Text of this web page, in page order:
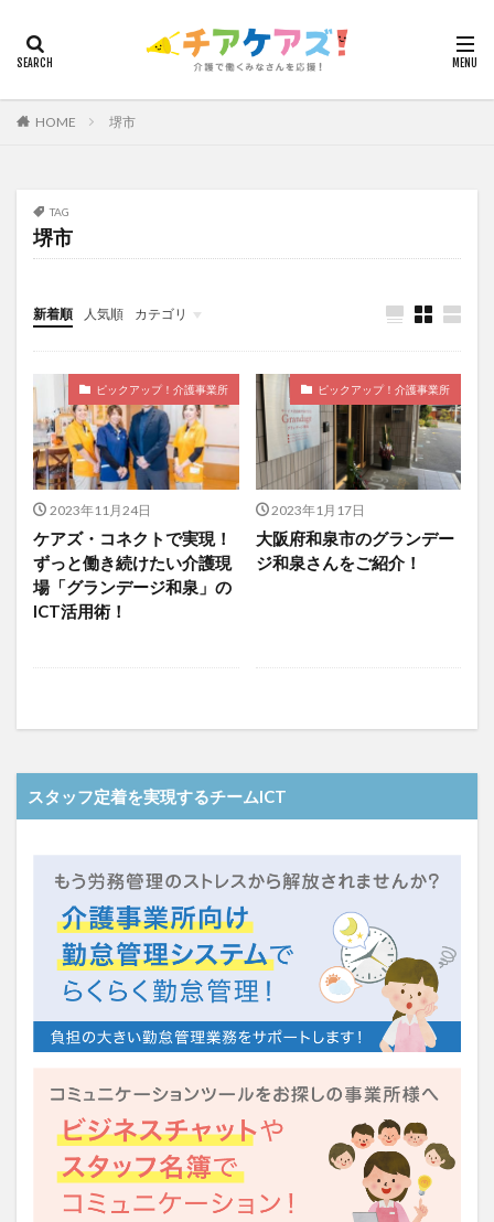
HOME 堺市
TAG
堺市
新着順 人気順 カテゴリ
今日から実践！組織改革！
介護ICT情報
お知らせ
ケアズ・コネクト
ピックアップ！介護事業所
2023年11月24日
ケアズ・コネクトで実現！
ずっと働き続けたい介護現
場「グランデージ和泉」の
ICT活用術！
ピックアップ！介護事業所
2023年1月17日
大阪府和泉市のグランデー
ジ和泉さんをご紹介！
スタッフ定着を実現するチームICT
タグ
安藤俊介
常勤換算
心の知能指数
感情労働
感染症対策 戸田恵梨香
手洗い
手荒れ
手順書 採用
在宅介護
国立大学法人東北大学
新卒
仲間づくり
介護ロボット
介護事業所
介護人材不足
介護人材政策研究会
介護保険
介護保険請求
介護手荒れ
介護施設 介護現場
介護福祉士
介護福祉士国家試験
介護職員等ベースアップ等支援加算
介護記録
優しさ
処遇改善加算 助成金
勤務形態一覧
組織力向上
経済産業省 結の樹 天白
計測データ共有システム
組織作り
訪問介護
認定介護福祉士
認知症 豆知識
速乾
運営指導
関西テレビ
障害者向けグループホーム
離職防止
靴下 飯田友一
香取幹
高瀬比左子
高齢者住宅新聞
組織力の向上
組織マネジメント
日常 特養
有松絞り
未来の介護
未来をつくるKaigoカフェ
株式会社いぶき
梅雨
決断力
注文をまちがえる料理店
洗濯物
消毒液